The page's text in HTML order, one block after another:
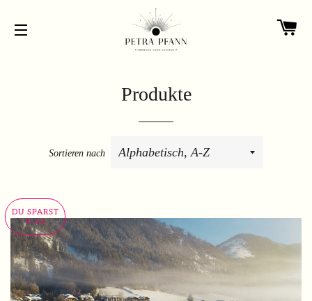
SEITENNAVIGATION
Produkte
Sortieren nach
DU SPARST
€ 45